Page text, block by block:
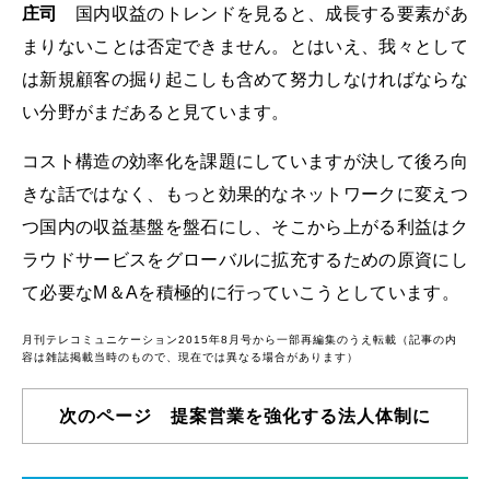
庄司
国内収益のトレンドを見ると、成長する要素があ
まりないことは否定できません。とはいえ、我々として
は新規顧客の掘り起こしも含めて努力しなければならな
い分野がまだあると見ています。
コスト構造の効率化を課題にしていますが決して後ろ向
きな話ではなく、もっと効果的なネットワークに変えつ
つ国内の収益基盤を盤石にし、そこから上がる利益はク
ラウドサービスをグローバルに拡充するための原資にし
て必要なM＆Aを積極的に行っていこうとしています。
月刊テレコミュニケーション2015年8月号から一部再編集のうえ転載（記事の内
容は雑誌掲載当時のもので、現在では異なる場合があります）
次のページ 提案営業を強化する法人体制に